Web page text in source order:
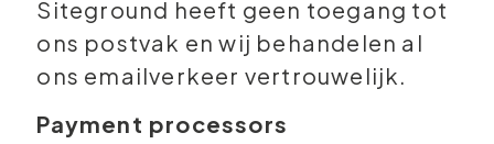
Siteground heeft geen toegang tot
ons postvak en wij behandelen al
ons emailverkeer vertrouwelijk.
Payment processors